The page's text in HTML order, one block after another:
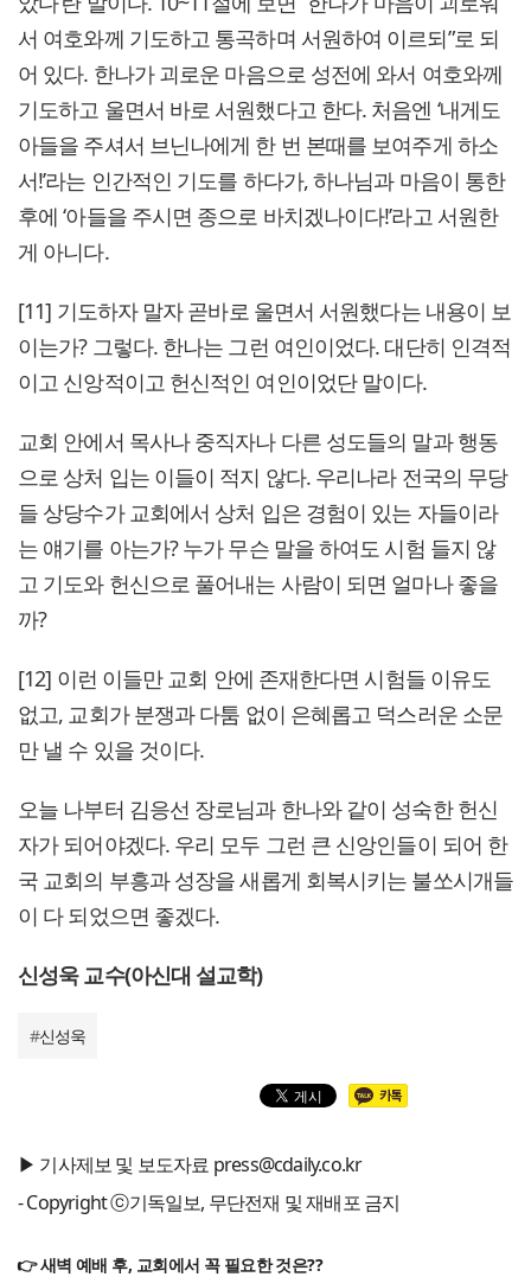
서 여호와께 기도하고 통곡하며 서원하여 이르되”로 되
어 있다. 한나가 괴로운 마음으로 성전에 와서 여호와께
기도하고 울면서 바로 서원했다고 한다. 처음엔 ‘내게도
아들을 주셔서 브닌나에게 한 번 본때를 보여주게 하소
서!’라는 인간적인 기도를 하다가, 하나님과 마음이 통한
후에 ‘아들을 주시면 종으로 바치겠나이다!’라고 서원한
게 아니다.
[11] 기도하자 말자 곧바로 울면서 서원했다는 내용이 보
이는가? 그렇다. 한나는 그런 여인이었다. 대단히 인격적
이고 신앙적이고 헌신적인 여인이었단 말이다.
교회 안에서 목사나 중직자나 다른 성도들의 말과 행동
으로 상처 입는 이들이 적지 않다. 우리나라 전국의 무당
들 상당수가 교회에서 상처 입은 경험이 있는 자들이라
는 얘기를 아는가? 누가 무슨 말을 하여도 시험 들지 않
고 기도와 헌신으로 풀어내는 사람이 되면 얼마나 좋을
까?
[12] 이런 이들만 교회 안에 존재한다면 시험들 이유도
없고, 교회가 분쟁과 다툼 없이 은혜롭고 덕스러운 소문
만 낼 수 있을 것이다.
오늘 나부터 김응선 장로님과 한나와 같이 성숙한 헌신
자가 되어야겠다. 우리 모두 그런 큰 신앙인들이 되어 한
국 교회의 부흥과 성장을 새롭게 회복시키는 불쏘시개들
이 다 되었으면 좋겠다.
신성욱 교수(아신대 설교학)
#신성욱
▶ 기사제보 및 보도자료 press@cdaily.co.kr
- Copyright ⓒ기독일보, 무단전재 및 재배포 금지
👉 새벽 예배 후, 교회에서 꼭 필요한 것은??